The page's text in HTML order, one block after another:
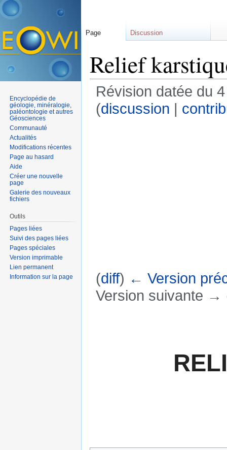
Relief
Révision datée du
(discussion |
(diff) ← Version
Version suivante →
Page Discussion
Encyclopédie de
géologie, minéralogie,
paléontologie et autres
Géosciences
Communauté
Actualités
Modifications récentes
Page au hasard
Aide
Créer une nouvelle
page
Galerie des nouveaux
fichiers
Outils
Pages liées
Suivi des pages liées
Pages spéciales
Version imprimable
Lien permanent
Information sur la page